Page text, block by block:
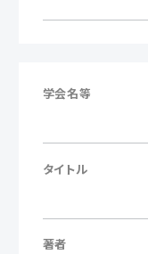
学会名等
タイトル
著者